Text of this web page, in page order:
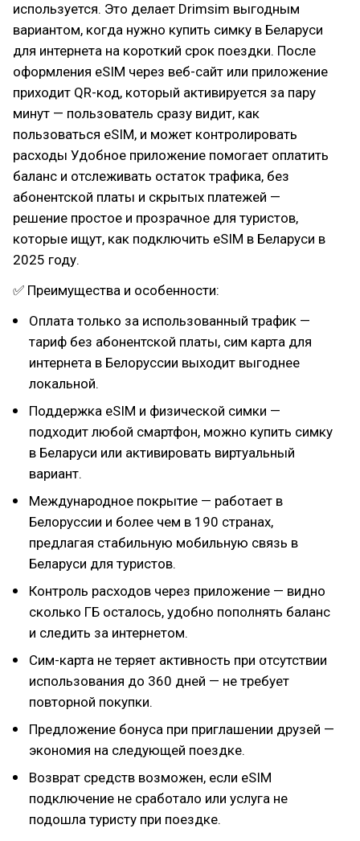
используется. Это делает Drimsim выгодным
вариантом, когда нужно купить симку в Беларуси
для интернета на короткий срок поездки. После
оформления eSIM через веб-сайт или приложение
приходит QR-код, который активируется за пару
минут — пользователь сразу видит, как
пользоваться eSIM, и может контролировать
расходы Удобное приложение помогает оплатить
баланс и отслеживать остаток трафика, без
абонентской платы и скрытых платежей —
решение простое и прозрачное для туристов,
которые ищут, как подключить eSIM в Беларуси в
2025 году.
✅ Преимущества и особенности:
Оплата только за использованный трафик —
тариф без абонентской платы, сим карта для
интернета в Белоруссии выходит выгоднее
локальной.
Поддержка eSIM и физической симки —
подходит любой смартфон, можно купить симку
в Беларуси или активировать виртуальный
вариант.
Международное покрытие — работает в
Белоруссии и более чем в 190 странах,
предлагая стабильную мобильную связь в
Беларуси для туристов.
Контроль расходов через приложение — видно
сколько ГБ осталось, удобно пополнять баланс
и следить за интернетом.
Сим-карта не теряет активность при отсутствии
использования до 360 дней — не требует
повторной покупки.
Предложение бонуса при приглашении друзей —
экономия на следующей поездке.
Возврат средств возможен, если eSIM
подключение не сработало или услуга не
подошла туристу при поездке.